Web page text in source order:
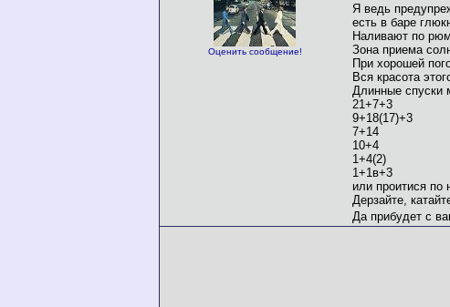
Оценить сообщение!
Я ведь
есть в баре
Наливают по
Зона приема
При хорошей
Вся красота
Длинные спуски
21+7+3
9+18(17)+3
7+14
10+4
1+4(2)
1+1в+3
или проитися по
Дерзайте,
Да прибудет с